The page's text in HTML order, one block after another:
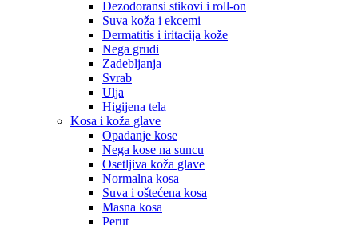
Dezodoransi stikovi i roll-on
Suva koža i ekcemi
Dermatitis i iritacija kože
Nega grudi
Zadebljanja
Svrab
Ulja
Higijena tela
Kosa i koža glave
Opadanje kose
Nega kose na suncu
Osetljiva koža glave
Normalna kosa
Suva i oštećena kosa
Masna kosa
Perut